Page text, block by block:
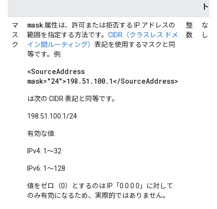
ト
マ
ス
ク
mask 属性は、許可または拒否する IP アドレスの
範囲を指定する方法です。 CIDR（クラスレス ドメ
イン間ルーティング） 表記を使用するマスクと同
等です。例:
<SourceAddress
mask="24">198.51.100.1</SourceAddress>
は次の CIDR 表記と同等です。
198.51.100.1/24
有効な値:
IPv4: 1～32
IPv6: 1～128
値をゼロ（0）とするのは IP「0.0.0.0」に対して
のみ有効になるため、実際的ではありません。
整
数
な
し